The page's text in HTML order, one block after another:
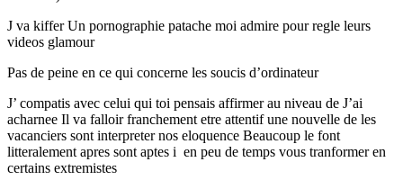
J va kiffer Un pornographie patache moi admire pour regle leurs
videos glamour
Pas de peine en ce qui concerne les soucis d’ordinateur
J’ compatis avec celui qui toi pensais affirmer au niveau de J’ai
acharnee Il va falloir franchement etre attentif une nouvelle de les
vacanciers sont interpreter nos eloquence Beaucoup le font
litteralement apres sont aptes i en peu de temps vous tranformer en
certains extremistes